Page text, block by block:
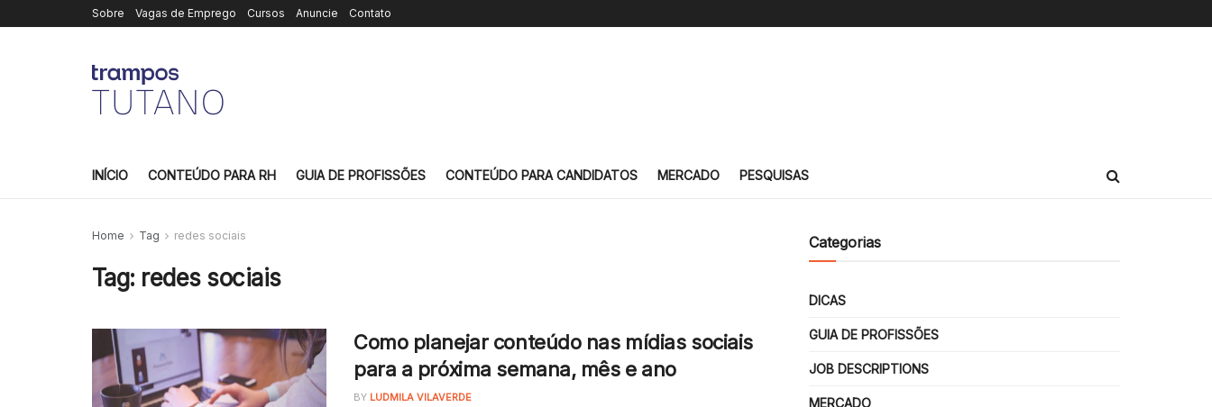
Sobre Vagas de Emprego Cursos Anuncie Contato
INÍCIO CONTEÚDO PARA RH GUIA DE PROFISSÕES CONTEÚDO PARA CANDIDATOS MERCADO PESQUISAS
Home Tag redes sociais
Tag: redes sociais
Como planejar conteúdo nas mídias sociais
para a próxima semana, mês e ano
BY LUDMILA VILAVERDE
Categorias
DICAS
GUIA DE PROFISSÕES
JOB DESCRIPTIONS
MERCADO